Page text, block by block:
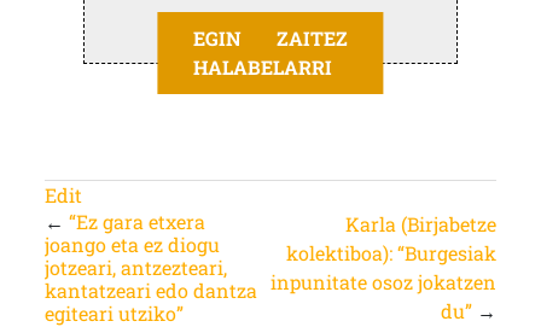
EGIN ZAITEZ
HALABELARRI
Edit
← “Ez gara etxera
joango eta ez diogu
jotzeari, antzezteari,
kantatzeari edo dantza
egiteari utziko”
Karla (Birjabetze
kolektiboa): “Burgesiak
inpunitate osoz jokatzen
du” →